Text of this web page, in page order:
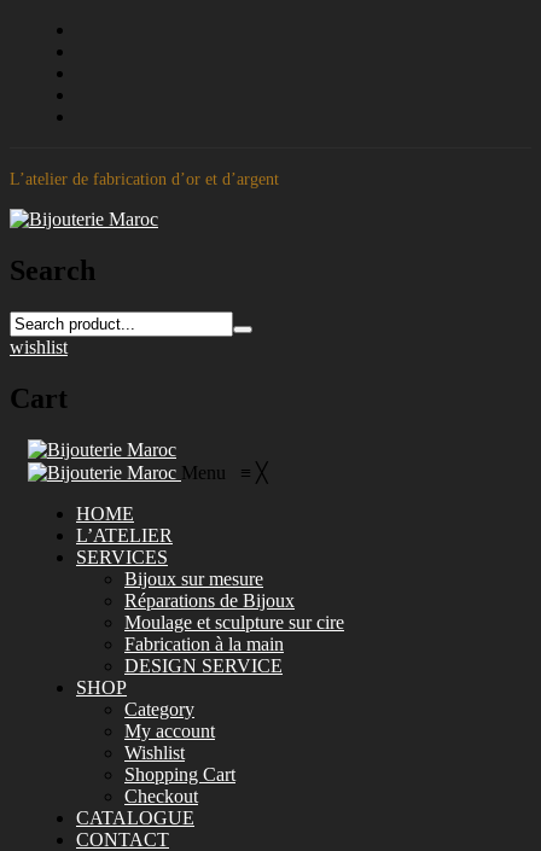
L’atelier de fabrication d’or et d’argent
Search
wishlist
Cart
Menu ≡ ╳
HOME
L’ATELIER
SERVICES
Bijoux sur mesure
Réparations de Bijoux
Moulage et sculpture sur cire
Fabrication à la main
DESIGN SERVICE
SHOP
Category
My account
Wishlist
Shopping Cart
Checkout
CATALOGUE
CONTACT